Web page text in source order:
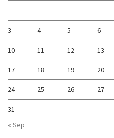
3 4 5 6
10 11 12 13
17 18 19 20
24 25 26 27
31
« Sep